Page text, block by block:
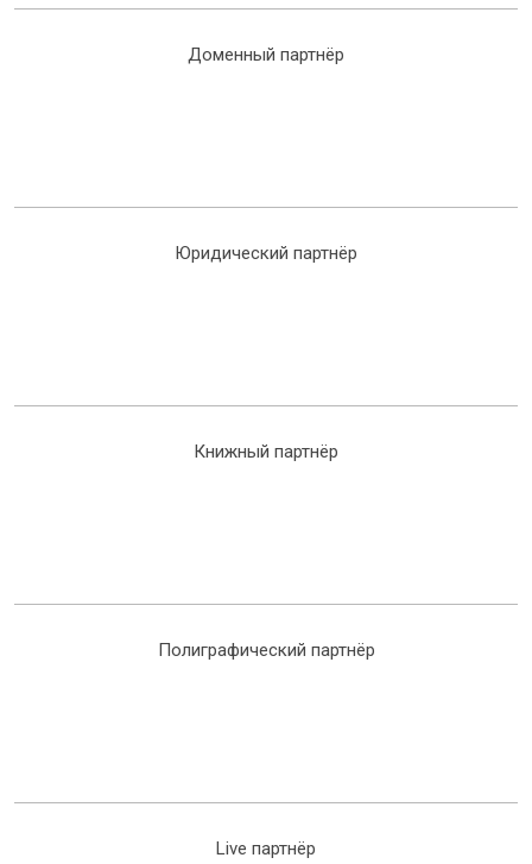
Доменный партнёр
Юридический партнёр
Книжный партнёр
Полиграфический партнёр
Live партнёр